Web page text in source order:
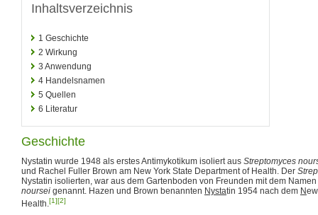
Inhaltsverzeichnis
1 Geschichte
2 Wirkung
3 Anwendung
4 Handelsnamen
5 Quellen
6 Literatur
Geschichte
Nystatin wurde 1948 als erstes Antimykotikum isoliert aus Streptomyces
und Rachel Fuller Brown am New York State Department of Health. Der
Nystatin isolierten, war aus dem Gartenboden von Freunden mit dem Namen
noursei genannt. Hazen und Brown benannten Nystatin 1954 nach dem N
Health.[1][2]